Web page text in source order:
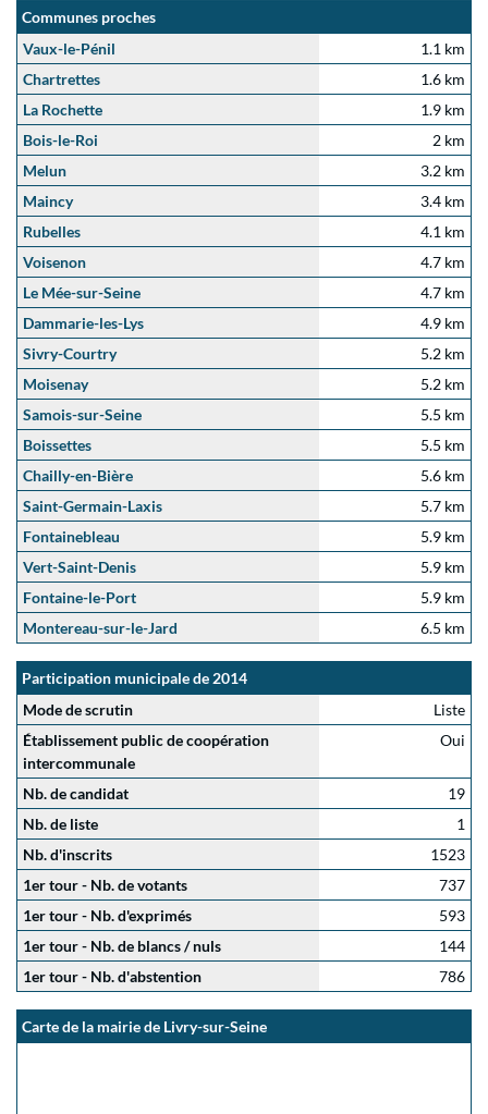
Communes proches
Vaux-le-Pénil
1.1 km
Chartrettes
1.6 km
La Rochette
1.9 km
Bois-le-Roi
2 km
Melun
3.2 km
Maincy
3.4 km
Rubelles
4.1 km
Voisenon
4.7 km
Le Mée-sur-Seine
4.7 km
Dammarie-les-Lys
4.9 km
Sivry-Courtry
5.2 km
Moisenay
5.2 km
Samois-sur-Seine
5.5 km
Boissettes
5.5 km
Chailly-en-Bière
5.6 km
Saint-Germain-Laxis
5.7 km
Fontainebleau
5.9 km
Vert-Saint-Denis
5.9 km
Fontaine-le-Port
5.9 km
Montereau-sur-le-Jard
6.5 km
Participation municipale de 2014
Mode de scrutin
Liste
Établissement public de coopération
intercommunale
Oui
Nb. de candidat
19
Nb. de liste
1
Nb. d'inscrits
1523
1er tour - Nb. de votants
737
1er tour - Nb. d'exprimés
593
1er tour - Nb. de blancs / nuls
144
1er tour - Nb. d'abstention
786
Carte de la mairie de Livry-sur-Seine